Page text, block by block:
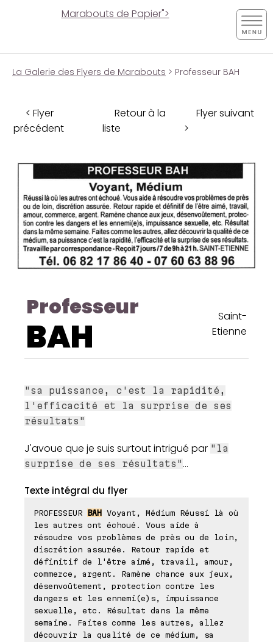
Marabouts de Papier">
La Galerie des Flyers de Marabouts > Professeur BAH
< Flyer
précédent
Retour à la
liste
Flyer suivant
>
Professeur
BAH
Saint-
Etienne
"sa puissance, c'est la rapidité,
l'efficacité et la surprise de ses
résultats"
J'avoue que je suis surtout intrigué par "la
surprise de ses résultats" ...
Texte intégral du flyer
PROFESSEUR BAH
Voyant, Médium Réussi là où
les autres ont échoué. Vous aide à
résoudre vos problèmes de près ou de loin,
discrétion assurée. Retour rapide et
définitif de l'être aimé, travail, amour,
commerce, argent. Ramène chance aux jeux,
désenvoûtement, protection contre les
dangers et les ennemi(e)s, impuissance
sexuelle, etc. Résultat dans la même
semaine. Faites comme les autres, allez
découvrir la qualité de ce médium, sa